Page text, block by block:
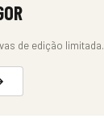
de edição limitada.